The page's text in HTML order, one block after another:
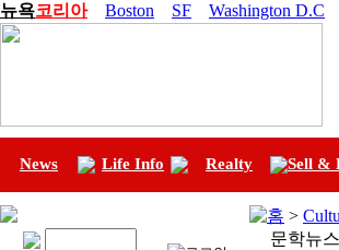
뉴욕코리아 Boston SF Washington D.C
News Life Info Realty Sell &
홈 >
문학뉴스